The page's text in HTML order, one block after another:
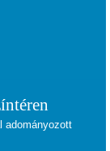
adományozott